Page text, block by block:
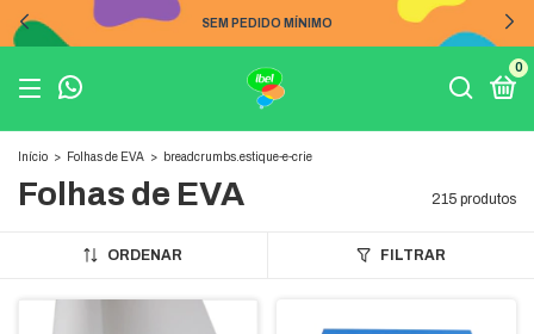
SEM PEDIDO MÍNIMO
0
Início > Folhas de EVA > breadcrumbs.estique-e-crie
Folhas de EVA 215 produtos
ORDENAR FILTRAR